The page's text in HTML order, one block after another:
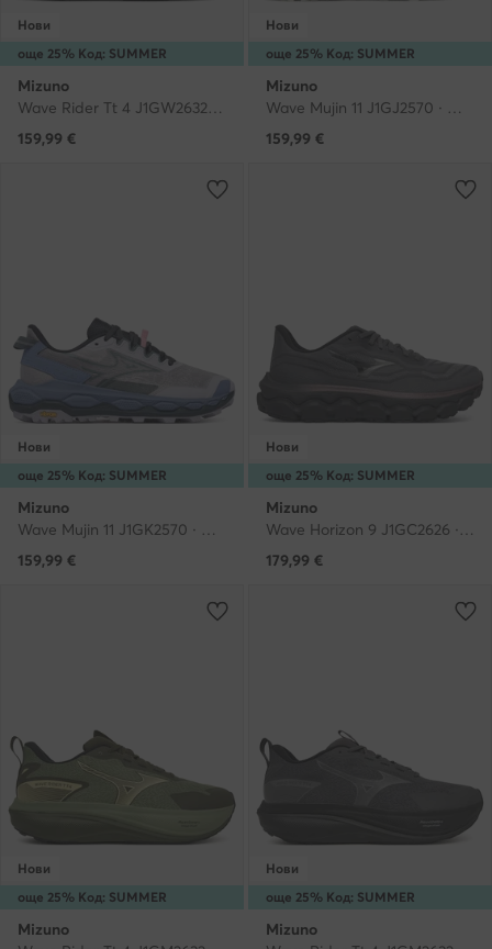
още 25% Код: SUMMER
Нови
Mizuno
Wave Rider Tt 4 J1GW2632 · Маратонки за бягане
159,99 €
още 25% Код: SUMMER
Нови
Mizuno
Wave Mujin 11 J1GJ2570 · Маратонки за бягане
159,99 €
още 25% Код: SUMMER
Нови
Mizuno
Wave Mujin 11 J1GK2570 · Маратонки за бягане
159,99 €
още 25% Код: SUMMER
Нови
Mizuno
Wave Horizon 9 J1GC2626 · Маратонки за бягане
179,99 €
още 25% Код: SUMMER
Нови
Mizuno
още 25% Код: SUMMER
Нови
Mizuno